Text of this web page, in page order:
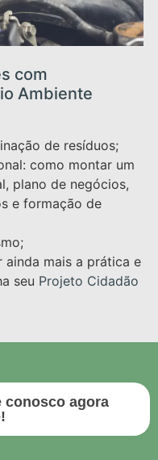
com
Ambiente
de resíduos;
como montar um
plano de negócios,
e formação de
ainda mais a prática e
seu Projeto Cidadão
conosco agora